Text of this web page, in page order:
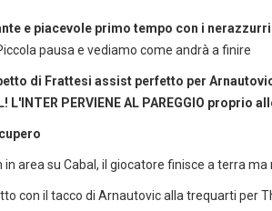
e piacevole primo tempo con i
pausa e vediamo come andrà a finire
di Frattesi assist perfetto per
L'INTER PERVIENE AL PAREGGIO proprio
area su Cabal, il giocatore finisce a terra ma
con il tacco di Arnautovic alla trequarti per